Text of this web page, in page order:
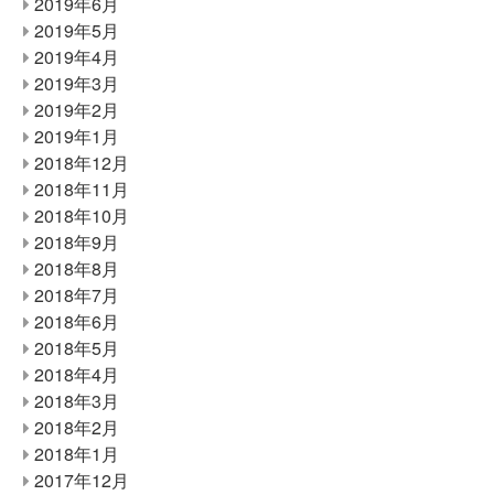
2019年5月
2019年4月
2019年3月
2019年2月
2019年1月
2018年12月
2018年11月
2018年10月
2018年9月
2018年8月
2018年7月
2018年6月
2018年5月
2018年4月
2018年3月
2018年2月
2018年1月
2017年12月